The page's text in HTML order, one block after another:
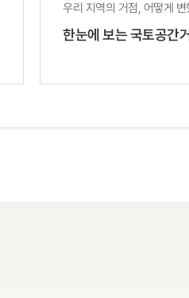
한눈에 보는 국토공간